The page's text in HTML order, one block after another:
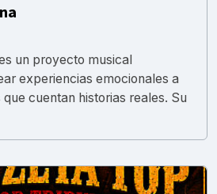
un proyecto musical
experiencias emocionales a
cuentan historias reales. Su